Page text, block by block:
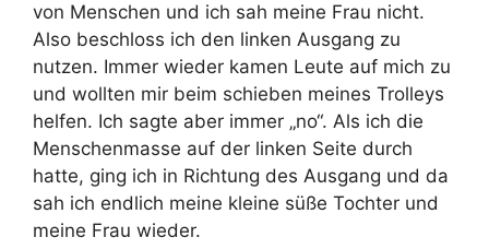
von Menschen und ich sah meine Frau nicht.
Also beschloss ich den linken Ausgang zu
nutzen. Immer wieder kamen Leute auf mich zu
und wollten mir beim schieben meines Trolleys
helfen. Ich sagte aber immer „no“. Als ich die
Menschenmasse auf der linken Seite durch
hatte, ging ich in Richtung des Ausgang und da
sah ich endlich meine kleine süße Tochter und
meine Frau wieder.